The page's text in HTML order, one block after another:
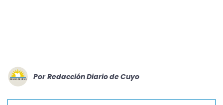
Por Redacción Diario de Cuyo